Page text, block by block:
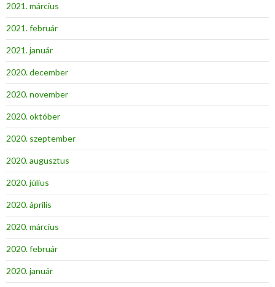
2021. március
2021. február
2021. január
2020. december
2020. november
2020. október
2020. szeptember
2020. augusztus
2020. július
2020. április
2020. március
2020. február
2020. január